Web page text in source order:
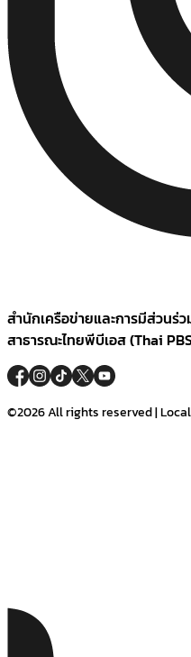
สำนักเครือข่ายและการมีส่วนร่ว
สาธารณะไทยพีบีเอส (Thai
©2026 All rights reserved |